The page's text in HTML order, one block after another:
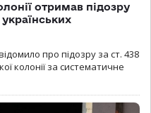
отримав підозру
про підозру за ст. 438
колонії за систематичне